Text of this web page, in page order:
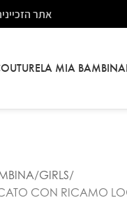
אתר
LA MIA BAMBINA
GIRLS
CON RICAMO